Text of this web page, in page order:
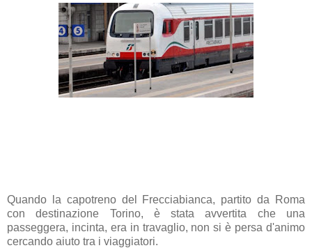
Quando la capotreno del Frecciabianca, partito da Roma
con destinazione Torino, è stata avvertita che una
passeggera, incinta, era in travaglio, non si è persa d'animo
cercando aiuto tra i viaggiatori.